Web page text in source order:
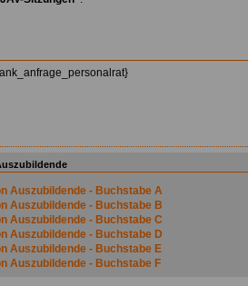
Auszubildende - Buchstabe A
Auszubildende - Buchstabe B
Auszubildende - Buchstabe C
Auszubildende - Buchstabe D
Auszubildende - Buchstabe E
Auszubildende - Buchstabe F